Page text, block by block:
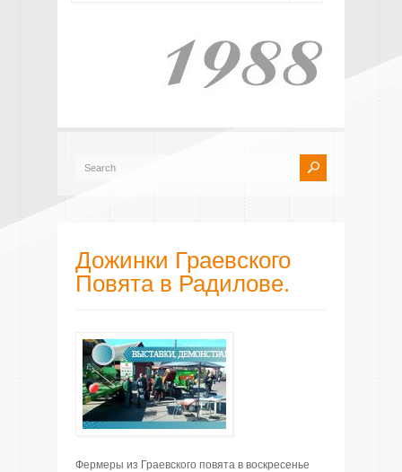
Дожинки Граевского
Повята в Радилове.
Фермеры из Граевского повята в воскресенье